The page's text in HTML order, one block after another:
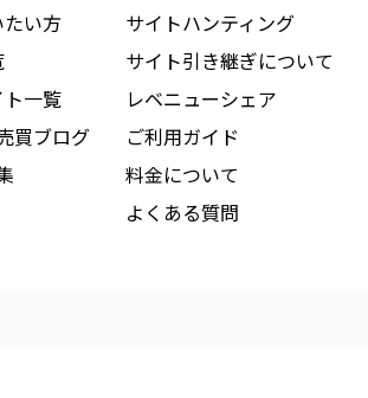
い方
一覧
買ブログ
サイトハンティング
サイト引き継ぎについて
レベニューシェア
ご利用ガイド
料金について
よくある質問